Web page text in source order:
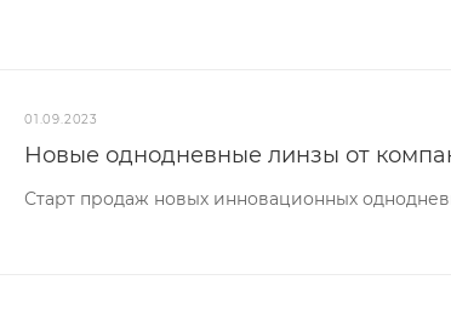
01.09.2023
Новые однодневные линзы от
Старт продаж новых инновационных